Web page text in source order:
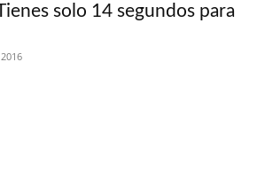
solo 14 segundos para